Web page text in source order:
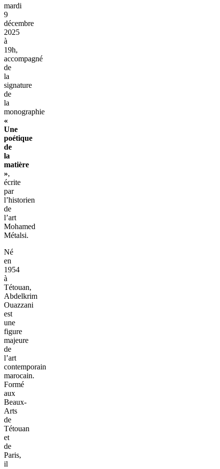
mardi
9
décembre
2025
à
19h,
accompagné
de
la
signature
de
la
monographie
«
Une
poétique
de
la
matière
»,
écrite
par
l’historien
de
l’art
Mohamed
Métalsi.
Né
en
1954
à
Tétouan,
Abdelkrim
Ouazzani
est
une
figure
majeure
de
l’art
contemporain
marocain.
Formé
aux
Beaux-
Arts
de
Tétouan
et
de
Paris,
il